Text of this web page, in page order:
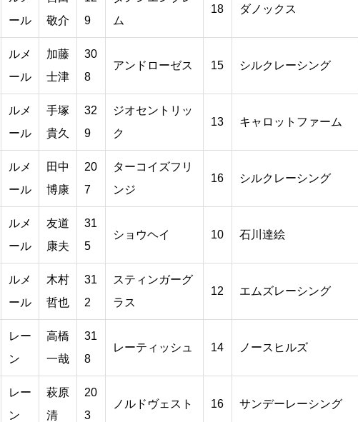
ール
敬介
9
ム
18 ダノックス
ルメ
ール
加藤
士津
30
8
アンドローゼス 15 シルクレーシング
ルメ
ール
手塚
貴久
32
9
ジオセントリッ
ク
13 キャロットファーム
ルメ
ール
田中
博康
20
7
ターコイズフリ
ンジ
16 シルクレーシング
ルメ
ール
友道
康夫
31
5
ショウヘイ 10 石川達絵
ルメ
ール
木村
哲也
31
2
スティンガーグ
ラス
12 エムズレーシング
レー
ン
高橋
一哉
31
8
レーティッシュ 14 ノースヒルズ
レー
ン
萩原
清
20
3
ノルドヴェスト 16 サンデーレーシング